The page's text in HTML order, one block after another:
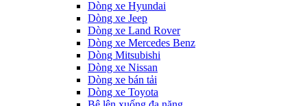
Dòng xe Hyundai
Dòng xe Jeep
Dòng xe Land Rover
Dòng xe Mercedes Benz
Dòng Mitsubishi
Dòng xe Nissan
Dòng xe bán tải
Dòng xe Toyota